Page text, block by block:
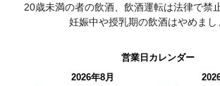
20歳未満の者の飲酒、飲酒運転は法律で禁
妊娠中や授乳期の飲酒はやめまし
営業日カレンダー
2026年8月